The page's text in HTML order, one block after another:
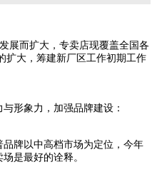
展而扩大，专卖店现覆盖全国各
扩大，筹建新厂区工作初期工作
形象力，加强品牌建设：
牌以中高档市场为定位，今年
是最好的诠释。